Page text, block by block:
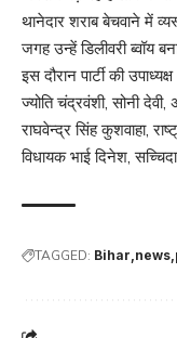
थानेदार शराब बेचवाने में
जगह उन्हें डिलीवरी ब्वॉय
इस दौरान पार्टी की
ज्योति चंद्रवंशी, सोनी
राघवेन्द्र सिंह कुशवाहा,
विधायक भाई दिनेश,
TAGGED: Bihar news